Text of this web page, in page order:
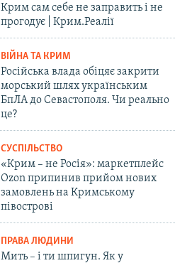
Крим сам себе не заправить і не
прогодує | Крим.Реалії
ВІЙНА ТА КРИМ
Російська влада обіцяє закрити
морський шлях українським
БпЛА до Севастополя. Чи реально
це?
СУСПІЛЬСТВО
«Крим – не Росія»: маркетплейс
Ozon припинив прийом нових
замовлень на Кримському
півострові
ПРАВА ЛЮДИНИ
Мить – і ти шпигун. Як у